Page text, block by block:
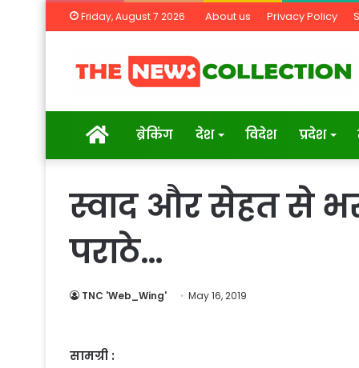
Friday, August 7 2026 About us Privacy Policy
Homeब्रेकिंग देश विदेश प्रदेश
स्वाद और सेहत से
पराठे…
TNC 'Web_Wing' May 16, 2019
सामग्री :